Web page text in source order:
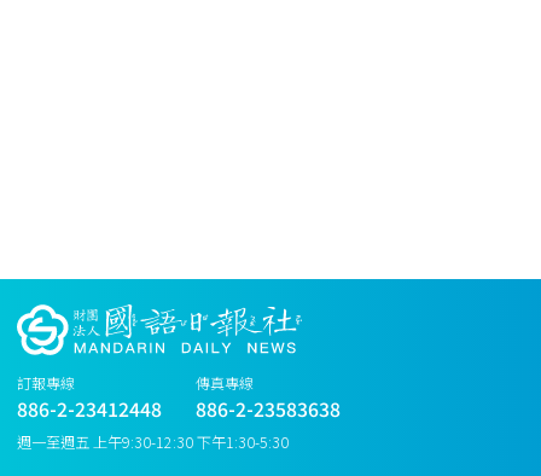
訂報專線
886-2-23412448
傳真專線
886-2-23583638
週一至週五 上午9:30-12:30 下午1:30-5:30